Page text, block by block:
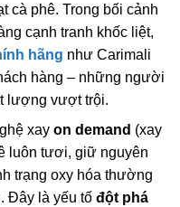
cà phê. Trong bối cảnh
cạnh tranh khốc liệt,
hãng như Carimali
hàng – những người
lượng vượt trội.
xay on demand (xay
luôn tươi, giữ nguyên
trạng oxy hóa thường
Đây là yếu tố đột phá